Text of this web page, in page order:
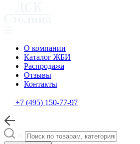
О компании
Каталог ЖБИ
Распродажа
Отзывы
Контакты
+7 (495) 150-77-97